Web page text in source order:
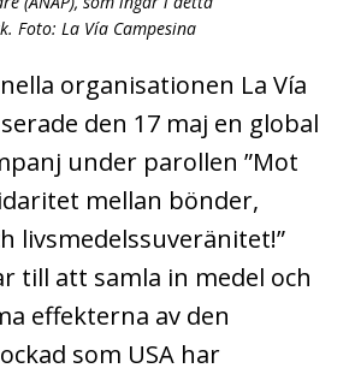
Foto: La Vía Campesina
organisationen La Vía
den 17 maj en global
under parollen ”Mot
mellan bönder,
livsmedelssuveränitet!”
till att samla in medel och
effekterna av den
som USA har